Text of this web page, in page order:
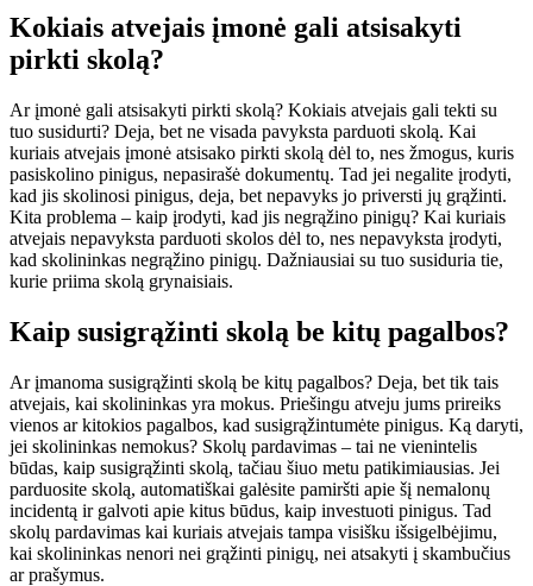
Kokiais atvejais įmonė gali atsisakyti
pirkti skolą?
Ar įmonė gali atsisakyti pirkti skolą? Kokiais atvejais gali tekti su
tuo susidurti? Deja, bet ne visada pavyksta parduoti skolą. Kai
kuriais atvejais įmonė atsisako pirkti skolą dėl to, nes žmogus, kuris
pasiskolino pinigus, nepasirašė dokumentų. Tad jei negalite įrodyti,
kad jis skolinosi pinigus, deja, bet nepavyks jo priversti jų grąžinti.
Kita problema – kaip įrodyti, kad jis negrąžino pinigų? Kai kuriais
atvejais nepavyksta parduoti skolos dėl to, nes nepavyksta įrodyti,
kad skolininkas negrąžino pinigų. Dažniausiai su tuo susiduria tie,
kurie priima skolą grynaisiais.
Kaip susigrąžinti skolą be kitų pagalbos?
Ar įmanoma susigrąžinti skolą be kitų pagalbos? Deja, bet tik tais
atvejais, kai skolininkas yra mokus. Priešingu atveju jums prireiks
vienos ar kitokios pagalbos, kad susigrąžintumėte pinigus. Ką daryti,
jei skolininkas nemokus? Skolų pardavimas – tai ne vienintelis
būdas, kaip susigrąžinti skolą, tačiau šiuo metu patikimiausias. Jei
parduosite skolą, automatiškai galėsite pamiršti apie šį nemalonų
incidentą ir galvoti apie kitus būdus, kaip investuoti pinigus. Tad
skolų pardavimas kai kuriais atvejais tampa visišku išsigelbėjimu,
kai skolininkas nenori nei grąžinti pinigų, nei atsakyti į skambučius
ar prašymus.